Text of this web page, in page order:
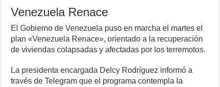
Venezuela Renace
El Gobierno de Venezuela puso en marcha el martes el
plan «Venezuela Renace», orientado a la recuperación
de viviendas colapsadas y afectadas por los terremotos.
La presidenta encargada Delcy Rodríguez informó a
través de Telegram que el programa contempla la